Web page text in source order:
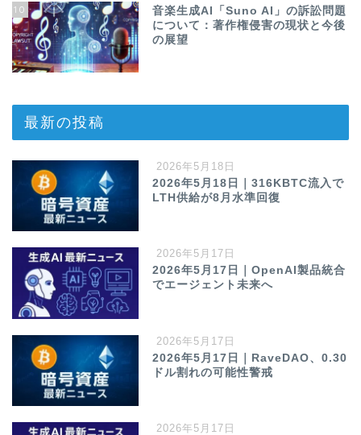
10
音楽生成AI「Suno AI」の訴訟問題
について：著作権侵害の現状と今後
の展望
最新の投稿
2026年5月18日
2026年5月18日｜316KBTC流入で
LTH供給が8月水準回復
2026年5月17日
2026年5月17日｜OpenAI製品統合
でエージェント未来へ
2026年5月17日
2026年5月17日｜RaveDAO、0.30
ドル割れの可能性警戒
2026年5月17日